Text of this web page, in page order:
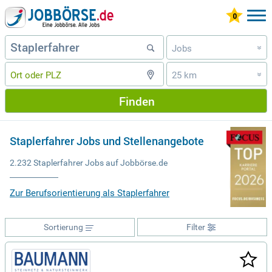
Jobs »
25 km »
Finden
Staplerfahrer Jobs und Stellenangebote
2.232 Staplerfahrer Jobs auf Jobbörse.de
Zur Berufsorientierung als Staplerfahrer
Filter
Sortierung